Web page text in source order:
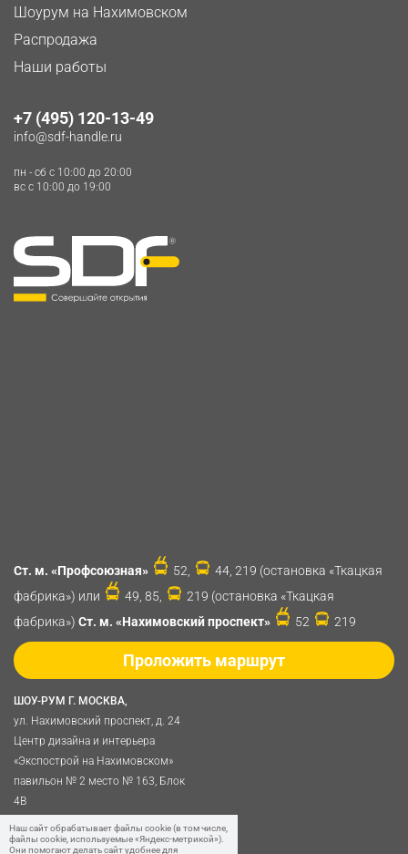
Шоурум на Нахимовском
Распродажа
Наши работы
+7 (495) 120-13-49
info@sdf-handle.ru
пн - сб c 10:00 до 20:00
вс c 10:00 до 19:00
ШОУ-РУМ Г. МОСКВА,
ул. Нахимовский проспект, д. 24
Центр дизайна и интерьера
«Экспострой на Нахимовском»
павильон № 2 место № 163, Блок
4B
Политика обработки
персональных данных
Ст. м. «Профсоюзная» 52,
44, 219 (остановка «Ткацкая
фабрика») или
49, 85,
219 (остановка «Ткацкая
фабрика») Ст. м. «Нахимовский проспект» 52 219
Проложить маршрут
Наш сайт обрабатывает файлы cookie (в том числе,
файлы cookie, используемые «Яндекс-метрикой»).
Они помогают делать сайт удобнее для